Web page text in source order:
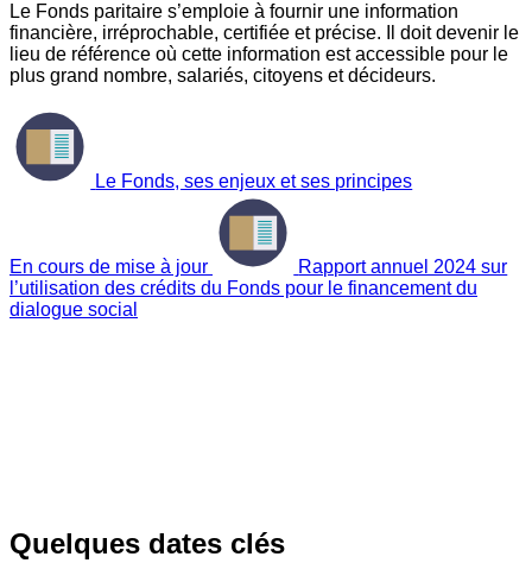
Le Fonds paritaire s’emploie à fournir une information
financière, irréprochable, certifiée et précise. Il doit devenir le
lieu de référence où cette information est accessible pour le
plus grand nombre, salariés, citoyens et décideurs.
Le Fonds, ses enjeux et ses principes
En cours de mise à jour
Rapport annuel 2024 sur
l’utilisation des crédits du Fonds pour le financement du
dialogue social
Quelques dates clés